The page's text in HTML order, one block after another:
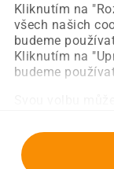
Kliknutím na
všech našich
budeme
Kliknutím na
budeme